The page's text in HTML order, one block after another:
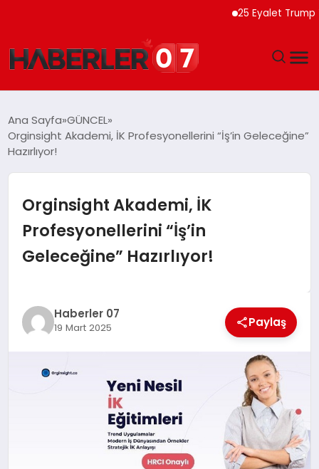
25 Eyalet Trump
EKONOMI
SPOR
TEKNOLOJI
MAGAZIN
DIĞER
Ana Sayfa GÜNCEL
Orginsight Akademi, İK Profesyonellerini “İş’in Geleceğine”
Hazırlıyor!
Orginsight Akademi, İK
Profesyonellerini “İş’in
Geleceğine” Hazırlıyor!
Haberler 07
19 Mart 2025 Paylaş